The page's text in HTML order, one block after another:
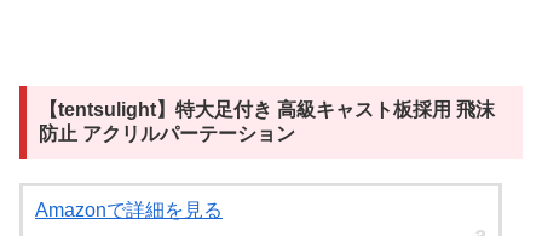
【tentsulight】特大足付き 高級キャスト板採用 飛沫
防止 アクリルパーテーション
Amazonで詳細を見る